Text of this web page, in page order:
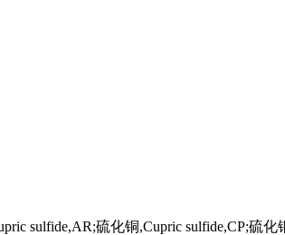
sulfide,AR;硫化铜,Cupric sulfide,CP;硫